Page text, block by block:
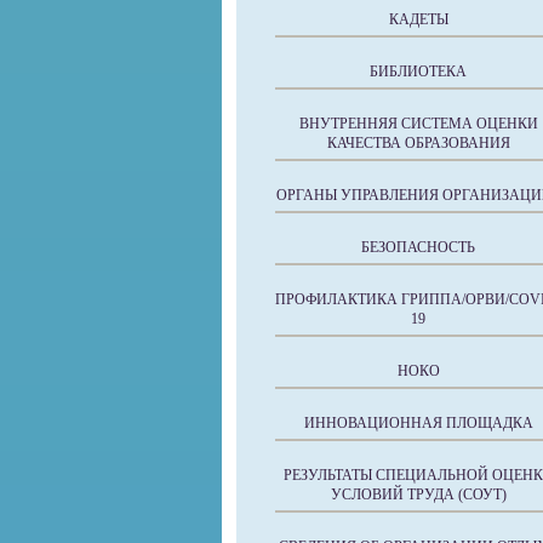
КАДЕТЫ
БИБЛИОТЕКА
ВНУТРЕННЯЯ СИСТЕМА ОЦЕНКИ
КАЧЕСТВА ОБРАЗОВАНИЯ
ОРГАНЫ УПРАВЛЕНИЯ
БЕЗОПАСНОСТЬ
ПРОФИЛАКТИКА ГРИППА/ОРВИ/
19
НОКО
ИННОВАЦИОННАЯ ПЛОЩАДКА
РЕЗУЛЬТАТЫ СПЕЦИАЛЬНОЙ
УСЛОВИЙ ТРУДА (СОУТ)